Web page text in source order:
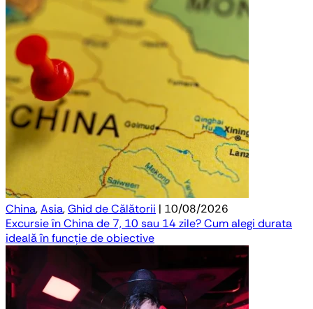
China,Asia,Ghid de Călătorii | 10/08/2026
Excursie în China de 7, 10 sau 14 zile? Cum alegi durata
ideală în funcție de obiective